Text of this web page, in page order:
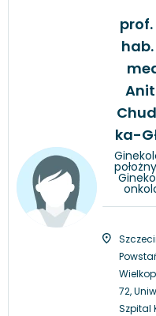
hab.
ka-
72,
Szpital